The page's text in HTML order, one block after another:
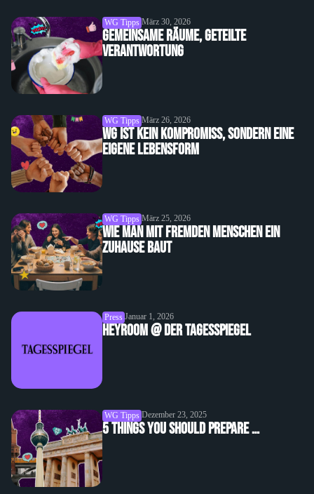
WG Tipps März 30, 2026
Gemeinsame Räume, geteilte
Verantwortung
WG Tipps März 26, 2026
WG ist kein Kompromiss, sondern eine
eigene Lebensform
WG Tipps März 25, 2026
Wie man mit fremden Menschen ein
Zuhause baut
Press Januar 1, 2026
heyroom @ Der Tagesspiegel
WG Tipps Dezember 23, 2025
5 Things You Should Prepare …